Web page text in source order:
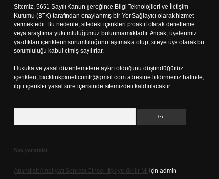
Sitemiz, 5651 Sayılı Kanun gereğince Bilgi Teknolojileri ve İletişim
Kurumu (BTK) tarafından onaylanmış bir Yer Sağlayıcı olarak hizmet
vermektedir. Bu nedenle, sitedeki içerikleri proaktif olarak denetleme
veya araştırma yükümlülüğümüz bulunmamaktadır. Ancak, üyelerimiz
yazdıkları içeriklerin sorumluluğunu taşımakta olup, siteye üye olarak bu
sorumluluğu kabul etmiş sayılırlar.
Hukuka ve yasal düzenlemelere aykırı olduğunu düşündüğünüz
içerikleri, backlinkpanelicomtr@gmail.com adresine bildirmeniz halinde,
ilgili içerikler yasal süre içerisinde sitemizden kaldırılacaktır.
Son yorumlar
Apandisit Ameliyatı Sonrası Cinsel Ilişkiye Girilir Mi için admin